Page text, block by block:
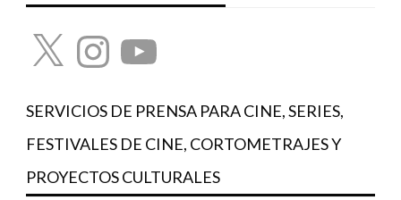
X InstagramYouTube
SERVICIOS DE PRENSA PARA CINE, SERIES,
FESTIVALES DE CINE, CORTOMETRAJES Y
PROYECTOS CULTURALES